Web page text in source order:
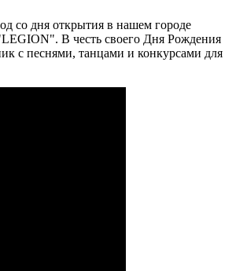
со дня открытия в нашем городе
В честь своего Дня Рождения
с песнями, танцами и конкурсами для